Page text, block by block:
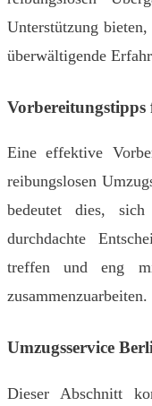
Unterstützung
überwältigende
Eine effektive
reibungslosen
bedeutet dies,
durchdachte
treffen und eng
zusammenzuarbeiten.
Umzugsservice
Dieser Abschnitt